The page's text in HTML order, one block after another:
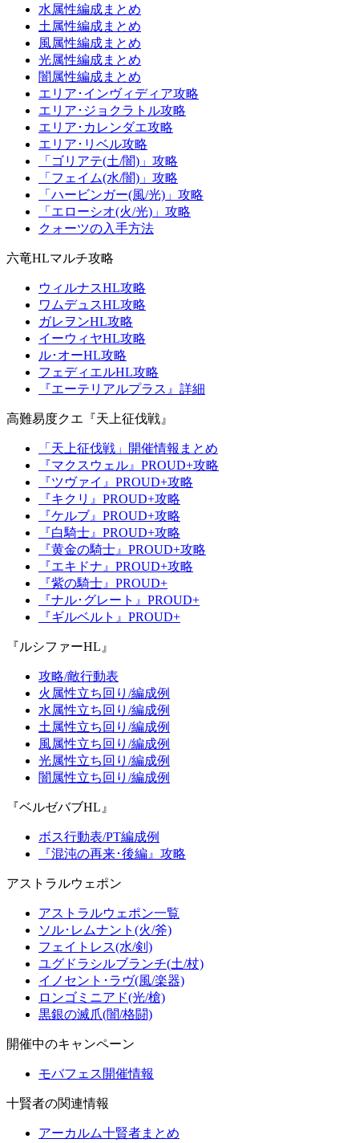
水属性編成まとめ
土属性編成まとめ
風属性編成まとめ
光属性編成まとめ
闇属性編成まとめ
エリア･インヴィディア攻略
エリア･ジョクラトル攻略
エリア･カレンダエ攻略
エリア･リベル攻略
「ゴリアテ(土/闇)」攻略
「フェイム(水/闇)」攻略
「ハービンガー(風/光)」攻略
「エローシオ(火/光)」攻略
クォーツの入手方法
六竜HLマルチ攻略
ウィルナスHL攻略
ワムデュスHL攻略
ガレヲンHL攻略
イーウィヤHL攻略
ル･オーHL攻略
フェディエルHL攻略
『エーテリアルプラス』詳細
高難易度クエ『天上征伐戦』
「天上征伐戦」開催情報まとめ
『マクスウェル』PROUD+攻略
『ツヴァイ』PROUD+攻略
『キクリ』PROUD+攻略
『ケルブ』PROUD+攻略
『白騎士』PROUD+攻略
『黄金の騎士』PROUD+攻略
『エキドナ』PROUD+攻略
『紫の騎士』PROUD+
『ナル･グレート』PROUD+
『ギルベルト』PROUD+
『ルシファーHL』
攻略/敵行動表
火属性立ち回り/編成例
水属性立ち回り/編成例
土属性立ち回り/編成例
風属性立ち回り/編成例
光属性立ち回り/編成例
闇属性立ち回り/編成例
『ベルゼバブHL』
ボス行動表/PT編成例
『混沌の再来･後編』攻略
アストラルウェポン
アストラルウェポン一覧
ソル･レムナント(火/斧)
フェイトレス(水/剣)
ユグドラシルブランチ(土/杖)
イノセント･ラヴ(風/楽器)
ロンゴミニアド(光/槍)
黒銀の滅爪(闇/格闘)
開催中のキャンペーン
モバフェス開催情報
十賢者の関連情報
アーカルム十賢者まとめ